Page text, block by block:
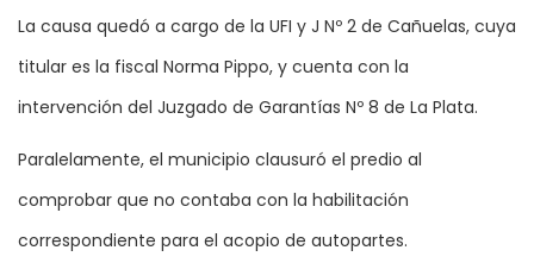
La causa quedó a cargo de la UFI y J Nº 2 de Cañuelas, cuya
titular es la fiscal Norma Pippo, y cuenta con la
intervención del Juzgado de Garantías Nº 8 de La Plata.
Paralelamente, el municipio clausuró el predio al
comprobar que no contaba con la habilitación
correspondiente para el acopio de autopartes.